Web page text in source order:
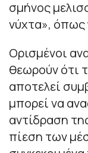
σμήνος
νύχτα», όπως
Ορισμένοι
θεωρούν ότι
αποτελεί
μπορεί να
αντίδραση
πίεση των